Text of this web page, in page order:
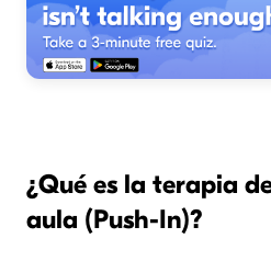
¿Qué es la terapia
aula (Push-In)?